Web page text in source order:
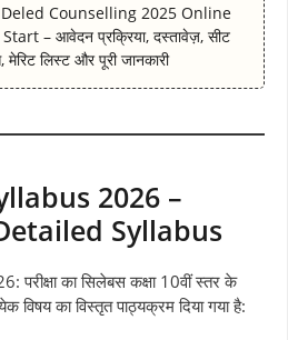
Counselling 2025 Online
– आवेदन प्रक्रिया, दस्तावेज़, सीट
मेरिट लिस्ट और पूरी जानकारी
2026 –
Syllabus
का सिलेबस कक्षा 10वीं स्तर के
विषय का विस्तृत पाठ्यक्रम दिया गया है: